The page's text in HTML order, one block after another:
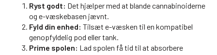
Ryst godt: Det hjælper med at blande cannabinoiderne
og e-væskebasen jævnt.
Fyld din enhed: Tilsæt e-væsken til en kompatibel
genopfyldelig pod eller tank.
Prime spolen: Lad spolen få tid til at absorbere